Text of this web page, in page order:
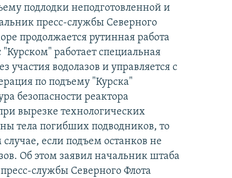
подлодки неподготовленной и
пресс-службы Северного
продолжается рутинная работа
работает специальная
водолазов и управляется с
по подъему "Курска"
безопасности реактора
вырезке технологических
тела погибших подводников, то
если подъем останков не
Об этом заявил начальник штаба
службы Северного Флота